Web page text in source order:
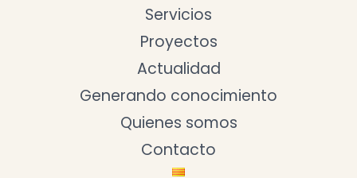
Servicios
Proyectos
Actualidad
Generando conocimiento
Quienes somos
Contacto